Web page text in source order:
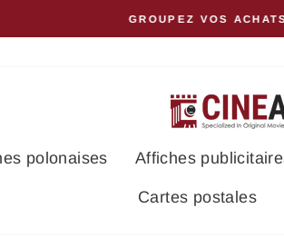
ACHATS ET ECONOMISEZ ! Frais de
polonaises Affiches
Cartes postales